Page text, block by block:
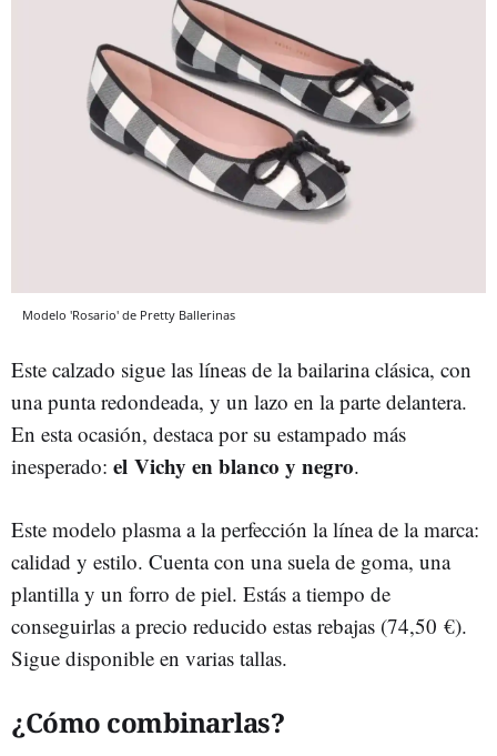
Modelo 'Rosario' de Pretty Ballerinas
Este calzado sigue las líneas de la bailarina clásica, con
una punta redondeada, y un lazo en la parte delantera.
En esta ocasión, destaca por su estampado más
inesperado: el Vichy en blanco y negro.
Este modelo plasma a la perfección la línea de la marca:
calidad y estilo. Cuenta con una suela de goma, una
plantilla y un forro de piel. Estás a tiempo de
conseguirlas a precio reducido estas rebajas (74,50 €).
Sigue disponible en varias tallas.
¿Cómo combinarlas?